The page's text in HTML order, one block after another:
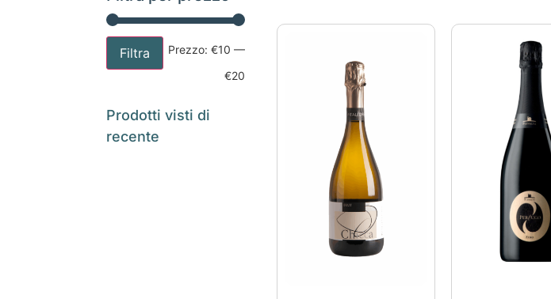
Filtra Prezzo:€10 —
€20
Prodotti visti di
recente